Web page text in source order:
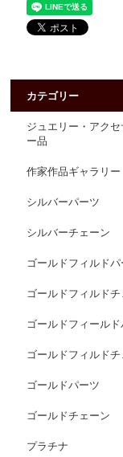
カテゴリー
ジュエリー・アク
ー品
作家作品ギャラリー
シルバーパーツ
シルバーチェーン
ゴールドフィルド
ゴールドフィルド
ゴールドフィール
ゴールドフィルド
ゴールドパーツ
ゴールドチェーン
プラチナ